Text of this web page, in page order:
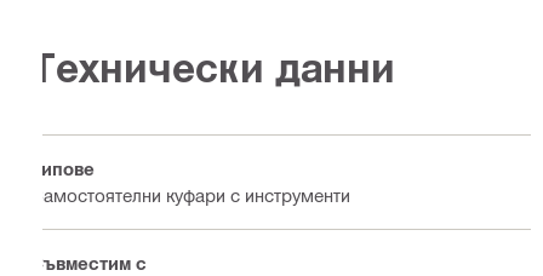
Технически данни
Типове
Самостоятелни куфари с инструменти
Съвместим с